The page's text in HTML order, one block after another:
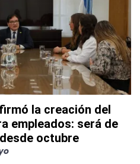
la creación del
empleados: será de
octubre